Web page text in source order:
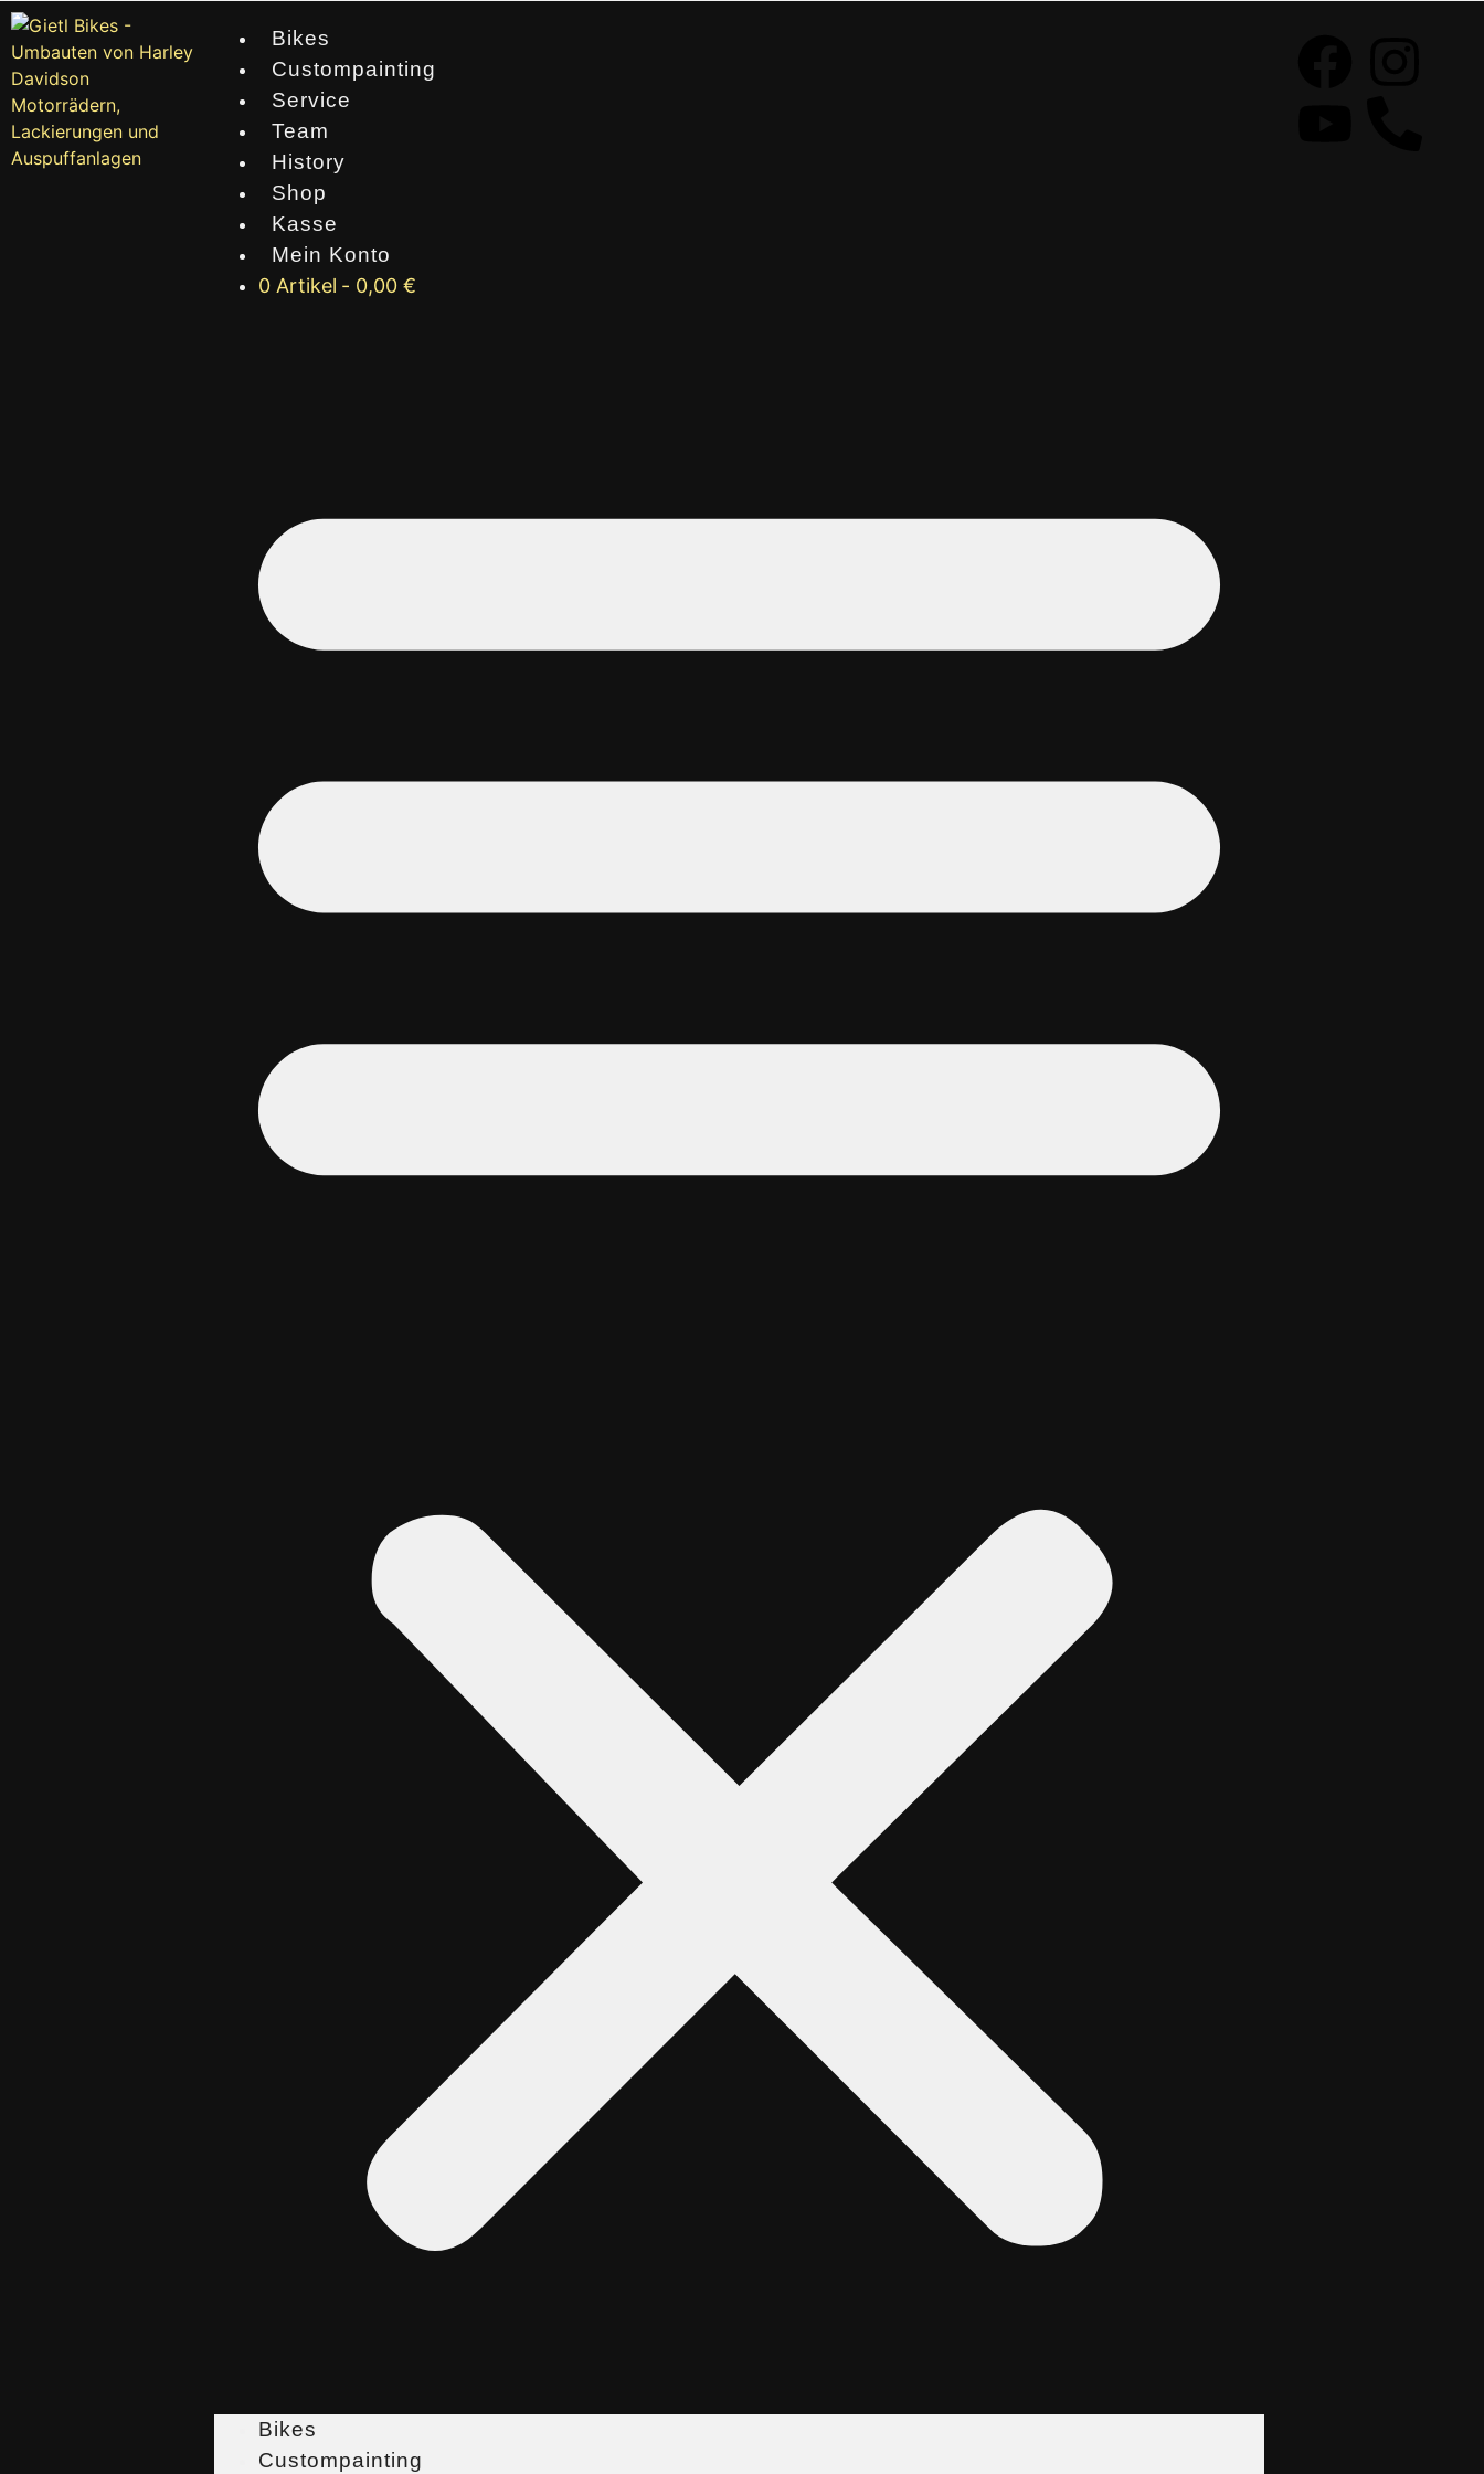
Bikes
Custompainting
Service
Team
History
Shop
Kasse
Mein Konto
0 Artikel
0,00 €
Bikes
Custompainting